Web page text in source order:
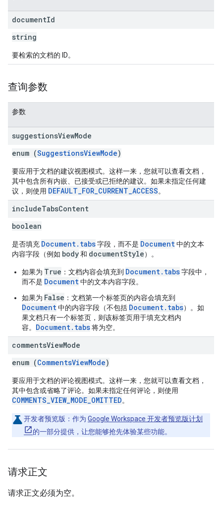
documentId
string
要检索的文档的 ID。
查询参数
参数
suggestionsViewMode
enum (SuggestionsViewMode)
要应用于文档的建议视图模式。这样一来，您就可以查看文档，
其中包含所有内嵌、已接受或已拒绝的建议。如果未指定任何建
议，则使用 DEFAULT_FOR_CURRENT_ACCESS。
includeTabsContent
boolean
是否填充 Document.tabs字段，而不是 Document中的文本
内容字段（例如 body和 documentStyle）。
如果为 True ：文档内容会填充到 Document.tabs字段中，
而不是 Document中的文本内容字段。
如果为 False ：文档第一个标签页的内容会填充到
Document中的内容字段（不包括 Document.tabs）。如
果文档只有一个标签页，则该标签页用于填充文档内
容。 Document.tabs将为空。
commentsViewMode
enum (CommentsViewMode)
要应用于文档的评论视图模式。这样一来，您就可以查看文档，
其中包含或省略了评论。如果未指定任何评论，则使用
COMMENTS_VIEW_MODE_OMITTED。
开发者预览版 ：作为 Google Workspace 开发者预览版计划
的一部分提供，让您能够抢先体验某些功能。
请求正文
请求正文必须为空。